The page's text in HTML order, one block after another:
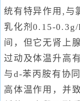
统有特异作用,与
乳化剂0.15-
间，但它无肾上
过动及体温升高
与d-苯丙胺有协
高体温作用，并